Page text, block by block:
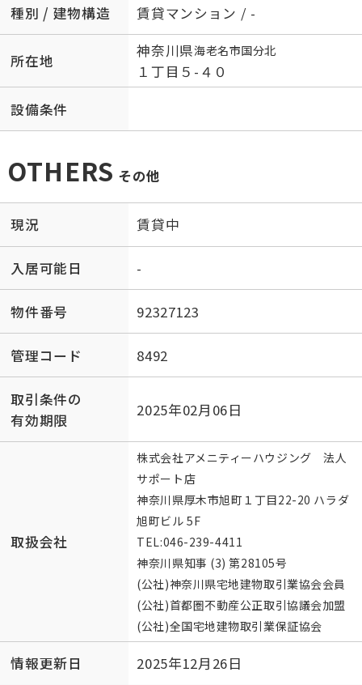
種別 / 建物構造 賃貸マンション / -
所在地
神奈川県海老名市国分北
１丁目５-４０
設備条件
OTHERS その他
現況 賃貸中
入居可能日 -
物件番号 92327123
管理コード 8492
取引条件の
有効期限
2025年02月06日
取扱会社
株式会社アメニティーハウジング 法人
サポート店
神奈川県厚木市旭町１丁目22-20 ハラダ
旭町ビル 5F
TEL:046-239-4411
神奈川県知事 (3) 第28105号
(公社)神奈川県宅地建物取引業協会会員
(公社)首都圏不動産公正取引協議会加盟
(公社)全国宅地建物取引業保証協会
情報更新日 2025年12月26日